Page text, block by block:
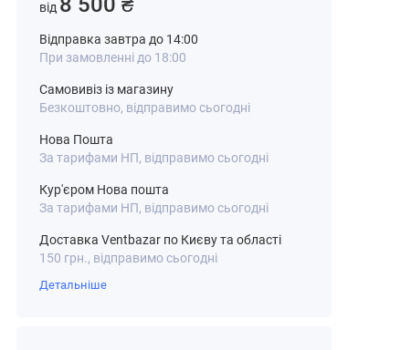
від
Відправка завтра до 14:00
При замовленні до 18:00
Самовивіз із магазину
Безкоштовно, відправимо сьогодні
Нова Пошта
За тарифами НП, відправимо сьогодні
Кур'єром Нова пошта
За тарифами НП, відправимо сьогодні
Доставка Ventbazar по Києву та області
150 грн., відправимо сьогодні
Детальніше